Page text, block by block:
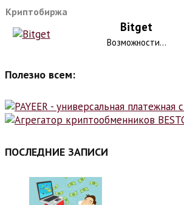
Криптобиржа
Bitget
Возможности...
Полезно всем:
ПОСЛЕДНИЕ ЗАПИСИ